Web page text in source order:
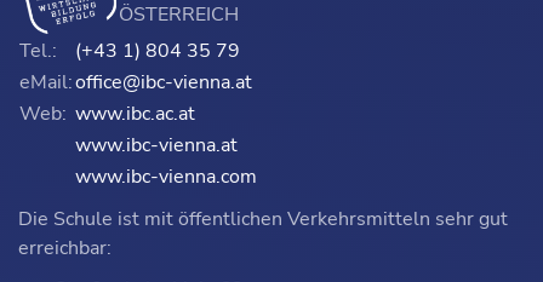
ÖSTERREICH
Tel.:
(+43 1) 804 35 79
eMail:office@ibc-vienna.at
Web: www.ibc.ac.at
www.ibc-vienna.at
www.ibc-vienna.com
Die Schule ist mit öffentlichen Verkehrsmitteln sehr gut
erreichbar: